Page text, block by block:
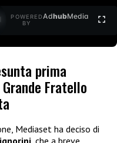
POWERED
BY
AdhubMedia
prima
Fratello
Mediaset ha deciso di